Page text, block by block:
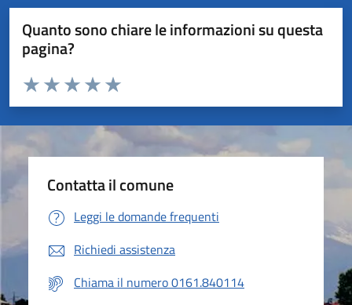
Quanto sono chiare le informazioni su questa
pagina?
Valuta da 1 a 5 stelle la pagina
Valuta 5 stelle su 5
Valuta 4 stelle su 5
Valuta 3 stelle su 5
Valuta 2 stelle su 5
Valuta 1 stelle su 5
Contatta il comune
Leggi le domande frequenti
Richiedi assistenza
Chiama il numero 0161.840114